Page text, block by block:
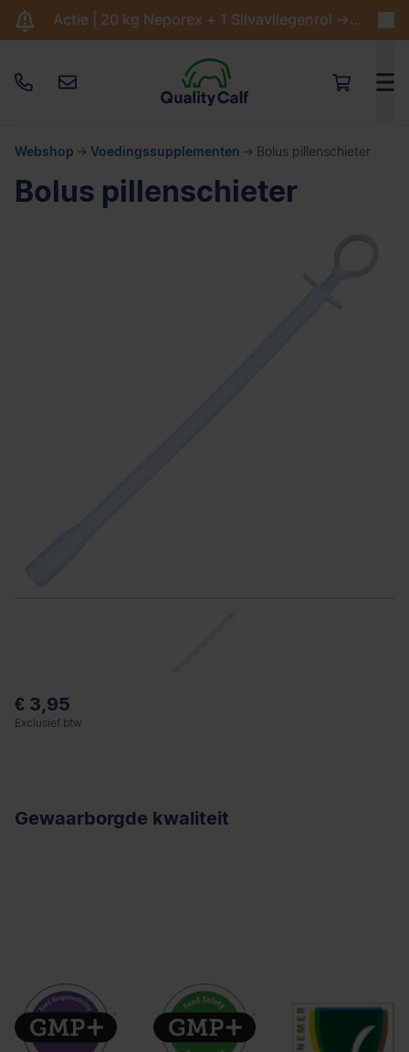
Actie | 20 kg Neporex + 1 Silvavliegenrol -> €204,95
Webshop Voedingssupplementen Bolus pillenschieter
Bolus pillenschieter
€ 3,95
Exclusief btw
Gewaarborgde kwaliteit